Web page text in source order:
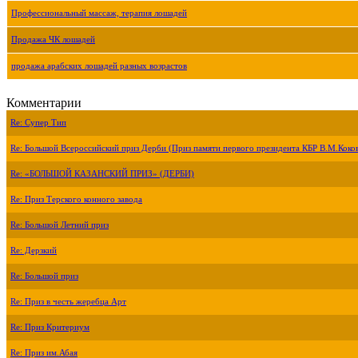
Профессиональный массаж, терапия лошадей
Продажа ЧК лошадей
продажа арабских лошадей разных возрастов
Комментарии
Re: Супер Тип
Re: Большой Всероссийский приз Дерби (Приз памяти первого президента КБР
Re: «БОЛЬШОЙ КАЗАНСКИЙ ПРИЗ» (ДЕРБИ)
Re: Приз Терского конного завода
Re: Большой Летний приз
Re: Дерзкий
Re: Большой приз
Re: Приз в честь жеребца Арт
Re: Приз Критериум
Re: Приз им.Абая